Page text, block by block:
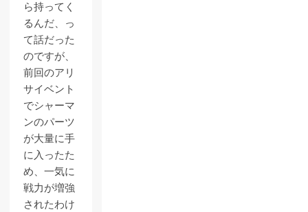
ら持ってく
るんだ、っ
て話だった
のですが、
前回のアリ
サイベント
でシャーマ
ンのパーツ
が大量に手
に入ったた
め、一気に
戦力が増強
されたわけ